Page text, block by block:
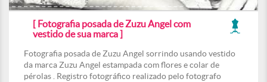
[ Fotografia posada de Zuzu Angel com
vestido de sua marca ]
Fotografia posada de Zuzu Angel sorrindo usando vestido
da marca Zuzu Angel estampada com flores e colar de
pérolas . Registro fotográfico realizado pelo fotografo